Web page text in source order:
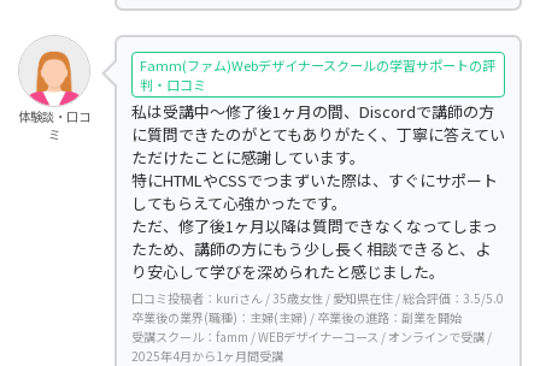
体験談・口コ
ミ
Famm(ファム)Webデザイナースクールの学習サポートの評
判・口コミ
私は受講中〜修了後1ヶ月の間、Discordで講師の方
に質問できたのがとてもありがたく、丁寧に答えてい
ただけたことに感謝しています。
特にHTMLやCSSでつまずいた際は、すぐにサポート
してもらえて心強かったです。
ただ、修了後1ヶ月以降は質問できなくなってしまっ
たため、講師の方にもう少し長く相談できると、よ
り安心して学びを深められたと感じました。
口コミ投稿者：kuriさん / 35歳女性 / 愛知県在住 / 総合評価：3.5/5.0
卒業後の業界(職種)：主婦(主婦) / 卒業後の進路：副業を開始
受講スクール：famm / WEBデザイナーコース / オンラインで受講 /
2025年4月から1ヶ月間受講